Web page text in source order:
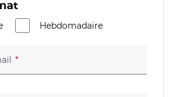
Hebdomadaire
(champ obligatoire)